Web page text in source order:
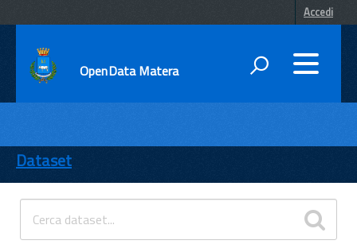
Accedi
OpenData Matera
ENTI
TEMI
INFORMAZIONI
Dataset